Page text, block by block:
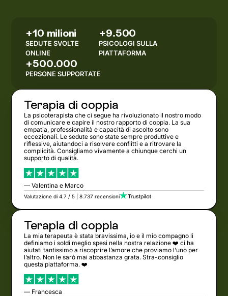
+10 milioni
SEDUTE SVOLTE
ONLINE
+9.500
PSICOLOGI SULLA
PIATTAFORMA
+500.000
PERSONE SUPPORTATE
Terapia di coppia
La psicoterapista che ci segue ha rivoluzionato il nostro modo
di comunicare e capire il nostro rapporto di coppia. La sua
empatia, professionalità e capacità di ascolto sono
eccezionali. Le sedute sono state sempre produttive e
riflessive, aiutandoci a risolvere conflitti e a ritrovare la
complicità. Consigliamo vivamente a chiunque cerchi un
supporto di qualità.
— Valentina e Marco
Valutazione di 4.7 / 5 | 8.737 recensioni
Terapia di coppia
La mia terapeuta è stata bravissima, io e il mio compagno li
definiamo i soldi meglio spesi nella nostra relazione ❤️ ci ha
aiutati tantissimo a riscoprire l’amore che proviamo l’uno per
l’altro. Non le sarò mai abbastanza grata. Stra-consiglio
questa piattaforma. ❤️
— Francesca